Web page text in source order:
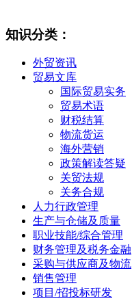
知识分类：
外贸资讯
贸易文库
国际贸易实务
贸易术语
财税结算
物流货运
海外营销
政策解读答疑
关贸法规
关务合规
人力行政管理
生产与仓储及质量
职业技能/综合管理
财务管理及税务金融
采购与供应商及物流
销售管理
项目/招投标研发